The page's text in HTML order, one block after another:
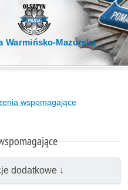
Warmińsko-Mazurska
wspomagające
dodatkowe ↓